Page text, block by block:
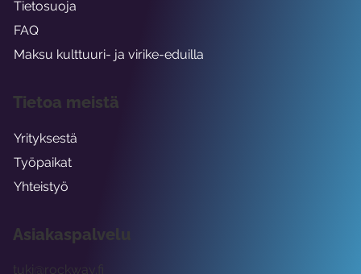
Asiakaspalvelu
tuki@rockway.fi
Tietosuoja
FAQ
Maksu kulttuuri- ja virike-eduilla
Tietoa meistä
Yrityksestä
Työpaikat
Yhteistyö